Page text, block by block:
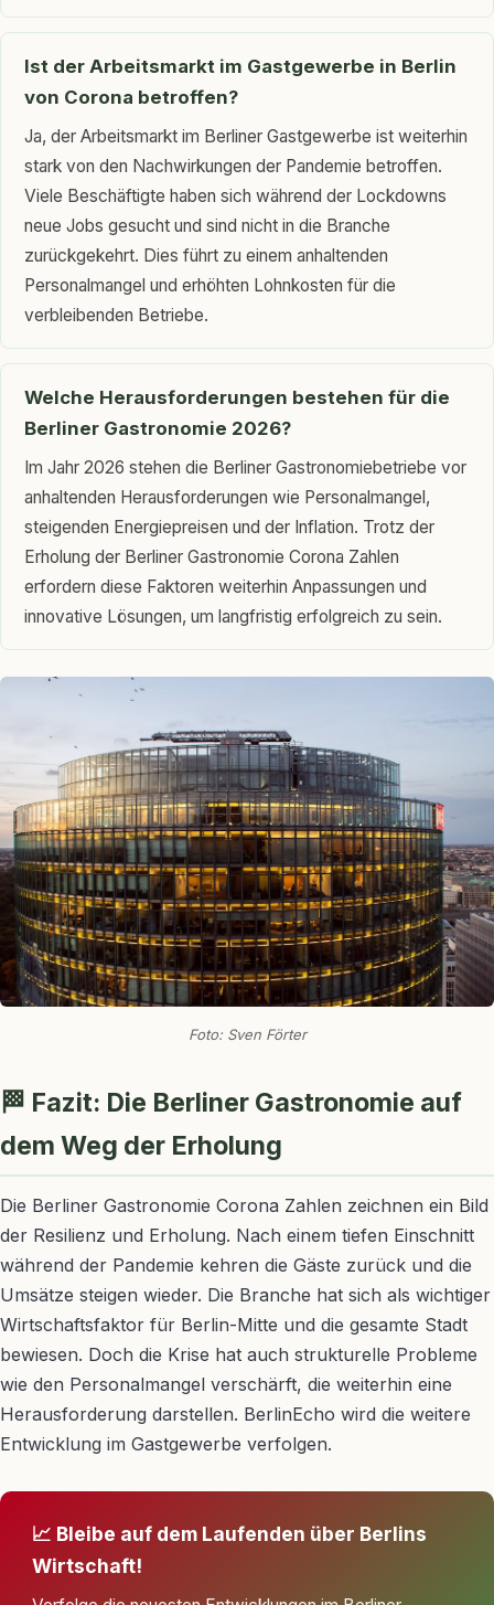
Ist der Arbeitsmarkt im Gastgewerbe in Berlin
von Corona betroffen?
Ja, der Arbeitsmarkt im Berliner Gastgewerbe ist weiterhin
stark von den Nachwirkungen der Pandemie betroffen.
Viele Beschäftigte haben sich während der Lockdowns
neue Jobs gesucht und sind nicht in die Branche
zurückgekehrt. Dies führt zu einem anhaltenden
Personalmangel und erhöhten Lohnkosten für die
verbleibenden Betriebe.
Welche Herausforderungen bestehen für die
Berliner Gastronomie 2026?
Im Jahr 2026 stehen die Berliner Gastronomiebetriebe vor
anhaltenden Herausforderungen wie Personalmangel,
steigenden Energiepreisen und der Inflation. Trotz der
Erholung der Berliner Gastronomie Corona Zahlen
erfordern diese Faktoren weiterhin Anpassungen und
innovative Lösungen, um langfristig erfolgreich zu sein.
Foto: Sven Förter
🏁 Fazit: Die Berliner Gastronomie auf
dem Weg der Erholung
Die Berliner Gastronomie Corona Zahlen zeichnen ein Bild
der Resilienz und Erholung. Nach einem tiefen Einschnitt
während der Pandemie kehren die Gäste zurück und die
Umsätze steigen wieder. Die Branche hat sich als wichtiger
Wirtschaftsfaktor für Berlin-Mitte und die gesamte Stadt
bewiesen. Doch die Krise hat auch strukturelle Probleme
wie den Personalmangel verschärft, die weiterhin eine
Herausforderung darstellen. BerlinEcho wird die weitere
Entwicklung im Gastgewerbe verfolgen.
📈 Bleibe auf dem Laufenden über Berlins
Wirtschaft!